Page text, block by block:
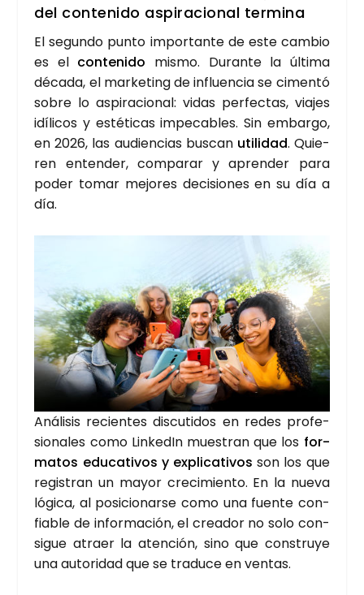
del con­te­ni­do aspi­ra­cio­nal ter­mi­na
El segun­do pun­to impor­tan­te de este cam­bio
es el con­te­ni­do mis­mo. Duran­te la últi­ma
déca­da, el mar­ke­ting de influen­cia se cimen­tó
sobre lo aspi­ra­cio­nal: vidas per­fec­tas, via­jes
idí­li­cos y esté­ti­cas impe­ca­bles. Sin embar­go,
en 2026, las audien­cias bus­can uti­li­dad. Quie­
ren enten­der, com­pa­rar y apren­der para
poder tomar mejo­res deci­sio­nes en su día a
día.
Aná­li­sis recien­tes dis­cu­ti­dos en redes pro­fe­
sio­na­les como Lin­ke­dIn mues­tran que los for­
ma­tos edu­ca­ti­vos y expli­ca­ti­vos son los que
regis­tran un mayor cre­ci­mien­to. En la nue­va
lógi­ca, al posi­cio­nar­se como una fuen­te con­
fia­ble de infor­ma­ción, el crea­dor no solo con­
si­gue atraer la aten­ción, sino que cons­tru­ye
una auto­ri­dad que se tra­du­ce en ven­tas.